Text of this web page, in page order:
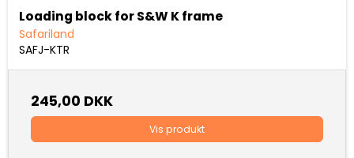
Loading block for S&W K frame
Safariland
SAFJ-KTR
245,00 DKK
Vis produkt